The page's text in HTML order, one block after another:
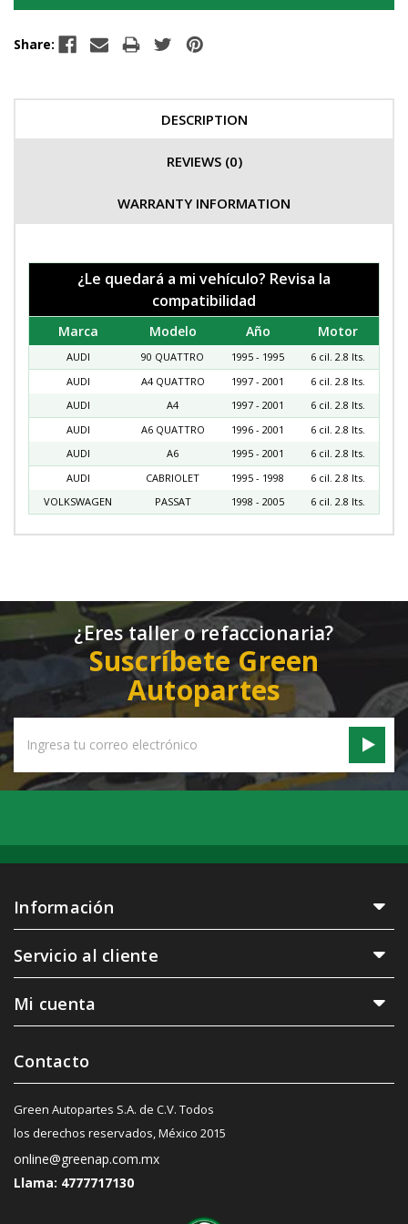
Share:
DESCRIPTION
REVIEWS (0)
WARRANTY INFORMATION
¿Le quedará a mi vehículo? Revisa la
compatibilidad
Marca Modelo Año Motor
AUDI 90 QUATTRO 1995 - 1995
6 cil. 2.8 lts.
AUDI
A4 QUATTRO 1997 - 2001
6 cil. 2.8 lts.
AUDI
A4 1997 - 2001
6 cil. 2.8 lts.
AUDI
A6 QUATTRO 1996 - 2001
6 cil. 2.8 lts.
AUDI
A6 1995 - 2001
6 cil. 2.8 lts.
AUDI
CABRIOLET 1995 - 1998
6 cil. 2.8 lts.
VOLKSWAGEN
PASSAT 1998 - 2005 6 cil. 2.8 lts.
¿Eres taller o refaccionaria?
Suscríbete Green
Autopartes
Address
Información
Servicio al cliente
Mi cuenta
Contacto
Green Autopartes S.A. de C.V. Todos
los derechos reservados, México 2015
online@greenap.com.mx
Llama: 4777717130